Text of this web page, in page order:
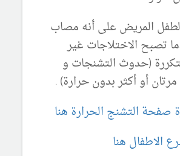
المريض علىأنه مصاب
تصبح الاختلاجات غير
(حدوث التشنجات و
أو أكثربدون حرارة) .
صفحة التشنج الحرارة هنا
الاطفال هنا